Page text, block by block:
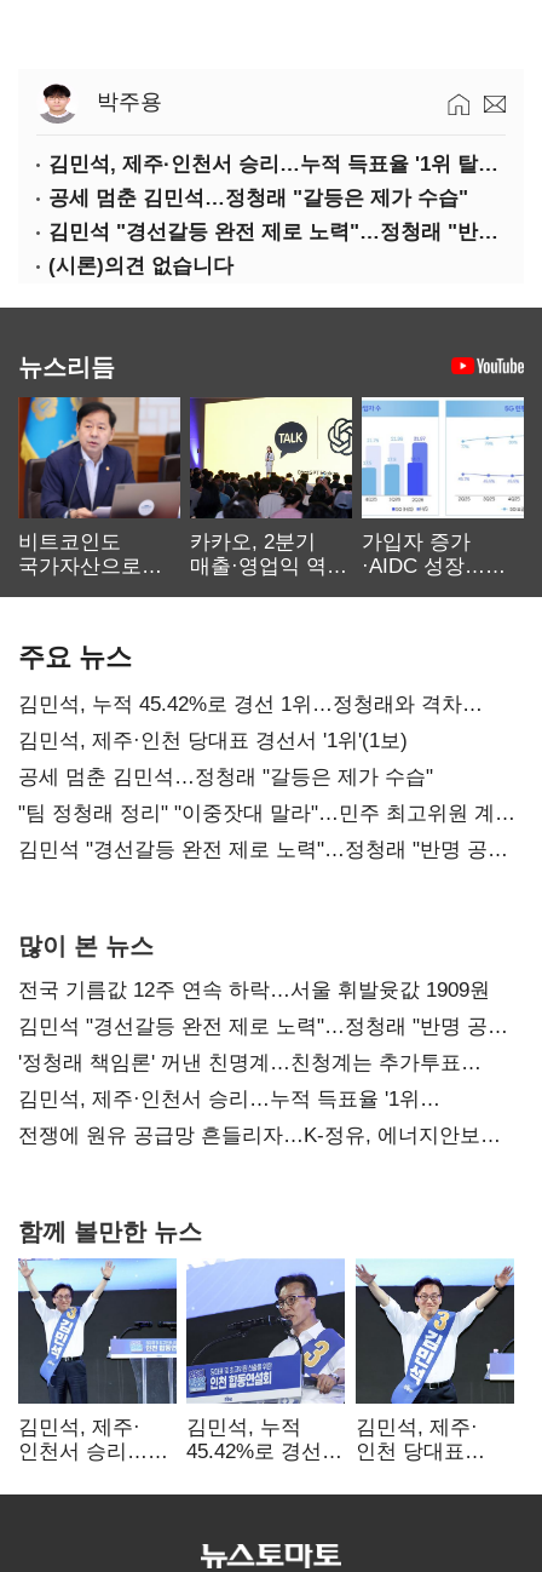
박주용
김민석, 제주·인천서 승리…누적 득표율 '1위 탈환'(종합)
공세 멈춘 김민석…정청래 "갈등은 제가 수습"
김민석 "경선갈등 완전 제로 노력"…정청래 "반명 공세 사과부터"
(시론)의견 없습니다
뉴스리듬
비트코인도
국가자산으로…'
카카오, 2분기
매출·영업익 역대
가입자 증가
·AIDC 성장…
주요 뉴스
김민석, 누적 45.42%로 경선 1위…정청래와 격차
0.86%p(2보)
김민석, 제주·인천 당대표 경선서 '1위'(1보)
공세 멈춘 김민석…정청래 "갈등은 제가 수습"
"팀 정청래 정리" "이중잣대 말라"…민주 최고위원 계파
다툼 격화
김민석 "경선갈등 완전 제로 노력"…정청래 "반명 공세
많이 본 뉴스
전국 기름값 12주 연속 하락…서울 휘발윳값 1909원
김민석 "경선갈등 완전 제로 노력"…정청래 "반명 공세
사과부터"
'정청래 책임론' 꺼낸 친명계…친청계는 추가투표
때리기
김민석, 제주·인천서 승리…누적 득표율 '1위
탈환'(종합)
전쟁에 원유 공급망 흔들리자…K-정유, 에너지안보
함께 볼만한 뉴스
김민석, 제주·
인천서 승리…
탈환'(종합)
김민석, 누적
45.42%로 경선
격차
김민석, 제주·
인천 당대표